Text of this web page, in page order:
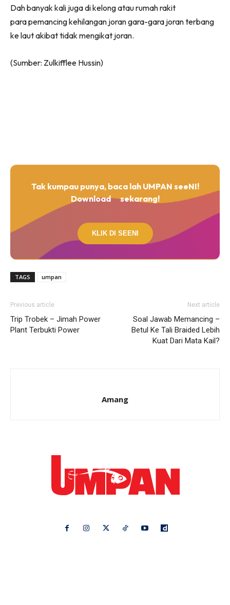
Dah banyak kali juga di kelong atau rumah rakit
para pemancing kehilangan joran gara-gara joran terbang
ke laut akibat tidak mengikat joran.
(Sumber: Zulkifflee Hussin)
Tak kumpau punya, baca lah UMPAN seeNI!
Download
sekarang!
KLIK DI SEENI
TAGS umpan
Previous article
Trip Trobek – Jimah Power
Plant Terbukti Power
Next article
Soal Jawab Memancing –
Betul Ke Tali Braided Lebih
Kuat Dari Mata Kail?
Amang